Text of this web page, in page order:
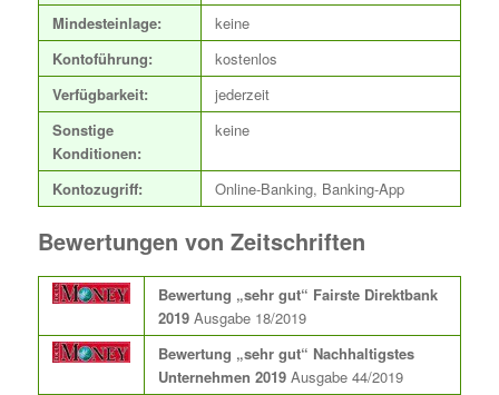
Mindesteinlage:
keine
Kontoführung:
kostenlos
Verfügbarkeit:
jederzeit
Sonstige
Konditionen:
keine
Kontozugriff: Online-Banking, Banking-App
Bewertungen von Zeitschriften
Bewertung „sehr gut“ Fairste Direktbank
2019Ausgabe 18/2019
Bewertung „sehr gut“ Nachhaltigstes
Unternehmen 2019 Ausgabe 44/2019